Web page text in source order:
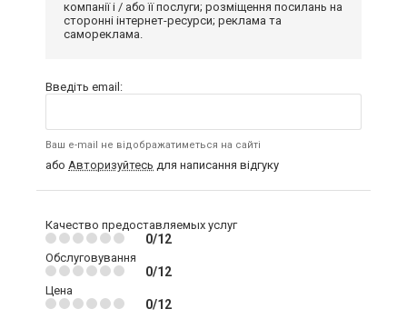
компанії і / або її послуги; розміщення посилань на
сторонні інтернет-ресурси; реклама та
самореклама.
Введіть email:
Ваш e-mail не відображатиметься на сайті
або Авторизуйтесь для написання відгуку
Качество предоставляемых услуг
0/12
Обслуговування
0/12
Цена
0/12